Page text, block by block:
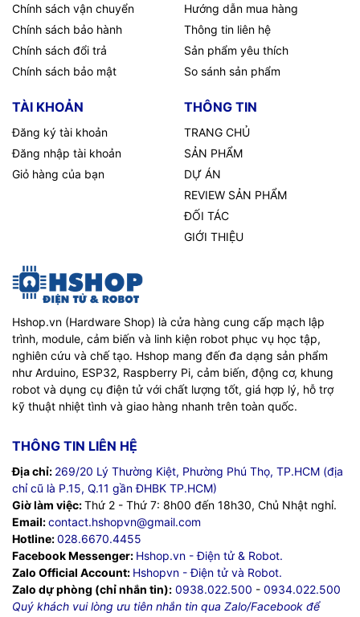
Chính sách vận chuyển
Chính sách bảo hành
Chính sách đổi trả
Chính sách bảo mật
Hướng dẫn mua hàng
Thông tin liên hệ
Sản phẩm yêu thích
So sánh sản phẩm
TÀI KHOẢN
Đăng ký tài khoản
Đăng nhập tài khoản
Giỏ hàng của bạn
THÔNG TIN
TRANG CHỦ
SẢN PHẨM
DỰ ÁN
REVIEW SẢN PHẨM
ĐỐI TÁC
GIỚI THIỆU
Hshop.vn (Hardware Shop) là cửa hàng cung cấp mạch lập
trình, module, cảm biến và linh kiện robot phục vụ học tập,
nghiên cứu và chế tạo. Hshop mang đến đa dạng sản phẩm
như Arduino, ESP32, Raspberry Pi, cảm biến, động cơ, khung
robot và dụng cụ điện tử với chất lượng tốt, giá hợp lý, hỗ trợ
kỹ thuật nhiệt tình và giao hàng nhanh trên toàn quốc.
THÔNG TIN LIÊN HỆ
Địa chỉ: 269/20 Lý Thường Kiệt, Phường Phú Thọ, TP.HCM (địa
chỉ cũ là P.15, Q.11 gần ĐHBK TP.HCM)
Giờ làm việc:Thứ 2 - Thứ 7: 8h00 đến 18h30, Chủ Nhật nghỉ.
Email:contact.hshopvn@gmail.com
Hotline:028.6670.4455
Facebook Messenger: Hshop.vn - Điện tử & Robot.
Zalo Official Account: Hshopvn - Điện tử và Robot.
Zalo dự phòng (chỉ nhắn tin): 0938.022.500 - 0934.022.500
Quý khách vui lòng ưu tiên nhắn tin qua Zalo/Facebook để